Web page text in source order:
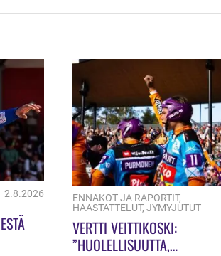
2.8.2026 ENNAKOT JA RAPORTIT,
HAASTATTELUT, JYMYJUTUT
VERTTI VEITTIKOSKI:
”HUOLELLISUUTTA,